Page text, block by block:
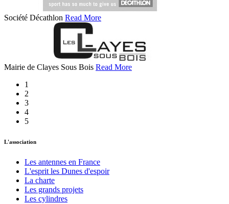
Société Décathlon Read More
Mairie de Clayes Sous Bois Read More
1
2
3
4
5
L'association
Les antennes en France
L'esprit les Dunes d'espoir
La charte
Les grands projets
Les cylindres